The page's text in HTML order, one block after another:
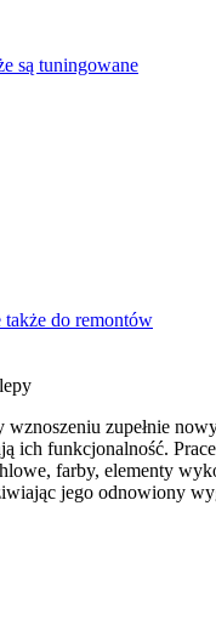
są tuningowane
do remontów
zupełnie
ich funkcjonalność.
farby, elementy
jego odnowiony